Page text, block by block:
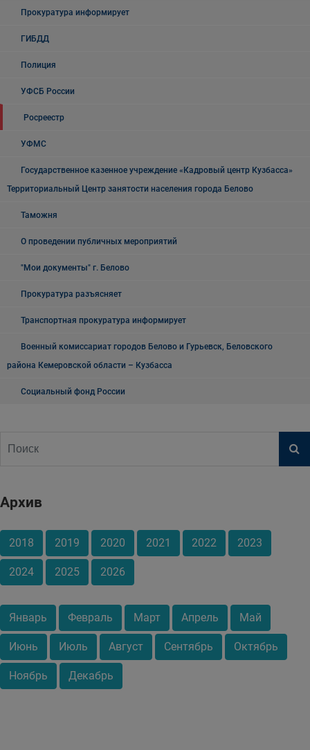
Прокуратура информирует
ГИБДД
Полиция
УФСБ России
Росреестр
УФМС
Государственное казенное учреждение «Кадровый центр Кузбасса»
Территориальный Центр занятости населения города Белово
Таможня
О проведении публичных мероприятий
"Мои документы" г. Белово
Прокуратура разъясняет
Транспортная прокуратура информирует
Военный комиссариат городов Белово и Гурьевск, Беловского
района Кемеровской области – Кузбасса
Социальный фонд России
Архив
2018 2019 2020 2021 2022 2023
2024 2025 2026
Январь Февраль Март Апрель Май
Июнь Июль Август Сентябрь Октябрь
Ноябрь Декабрь